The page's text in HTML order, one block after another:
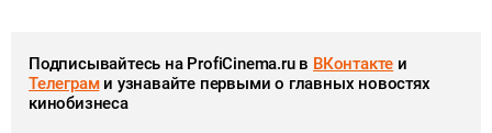
Подписывайтесь на ProfiCinema.ru в ВКонтакте и
Телеграми узнавайте первыми о главных новостях
кинобизнеса